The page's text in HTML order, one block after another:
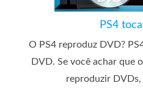
PS4
O PS4 reproduz DVD?
DVD. Se você achar que
reproduzir